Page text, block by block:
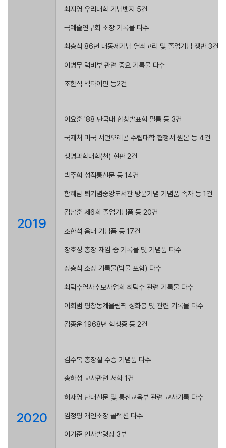
최지영 우리대학 기념뱃지 5건
극예술연구회 소장 기록물 다수
최승식 86년 대동제기념 열쇠고리 및 졸업기념 쟁반 3건
이병무 럭비부 관련 중요 기록물 다수
조한석 넥타이핀 등2건
2019
이요훈 '88 단국대 합창발표회 필름 등 3건
국제처 미국 서던오레곤 주립대학 협정서 원본 등 4건
생명과학대학(천) 현판 2건
박주희 성적통신문 등 14건
함혜남 퇴기념중앙도서관 방문기념 기념품 족자 등 1건
김남훈 제6회 졸업기념품 등 20건
조한석 음대 기념품 등 17건
장호성 총장 재임 중 기록물 및 기념품 다수
장충식 소장 기록물(박물 포함) 다수
최덕수열사추모사업회 최덕수 관련 기록물 다수
이희범 평창동계올림픽 성화봉 및 관련 기록물 다수
김종운 1968년 학생증 등 2건
2020
김수복 총장실 수증 기념품 다수
송하성 교사관련 서화 1건
허재영 단대신문 및 통신교육부 관련 교사기록 다수
임정평 개인소장 콜렉션 다수
이기준 인사발령장 3부